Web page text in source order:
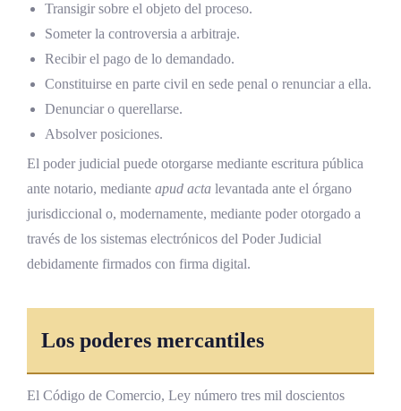
Transigir sobre el objeto del proceso.
Someter la controversia a arbitraje.
Recibir el pago de lo demandado.
Constituirse en parte civil en sede penal o renunciar a ella.
Denunciar o querellarse.
Absolver posiciones.
El poder judicial puede otorgarse mediante escritura pública
ante notario, mediante apud acta levantada ante el órgano
jurisdiccional o, modernamente, mediante poder otorgado a
través de los sistemas electrónicos del Poder Judicial
debidamente firmados con firma digital.
Los poderes mercantiles
El Código de Comercio, Ley número tres mil doscientos